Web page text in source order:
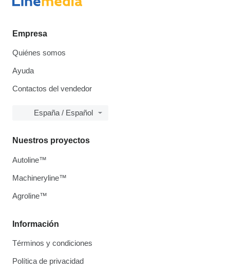
Empresa
Quiénes somos
Ayuda
Contactos del vendedor
España / Español
Información
Términos y condiciones
Política de privacidad
Nuestros proyectos
Autoline™
Machineryline™
Agroline™